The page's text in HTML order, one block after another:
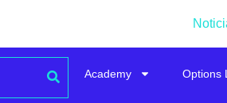
Academy Options